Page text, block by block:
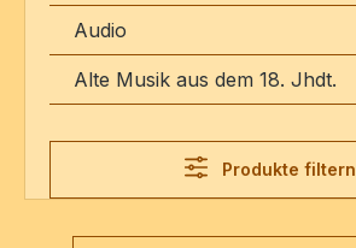
Audio
Alte Musik aus dem 18. Jhdt.
Produkte filtern